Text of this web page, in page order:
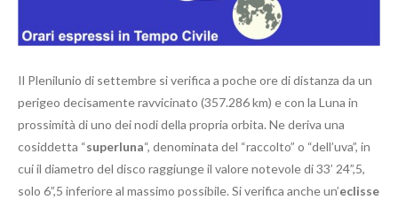
Il Plenilunio di settembre si verifica a poche ore di distanza da un
perigeo decisamente ravvicinato (357.286 km) e con la Luna in
prossimità di uno dei nodi della propria orbita. Ne deriva una
cosiddetta “superluna“, denominata del “raccolto” o “dell’uva”, in
cui il diametro del disco raggiunge il valore notevole di 33’ 24”,5,
solo 6”,5 inferiore al massimo possibile. Si verifica anche un’eclisse